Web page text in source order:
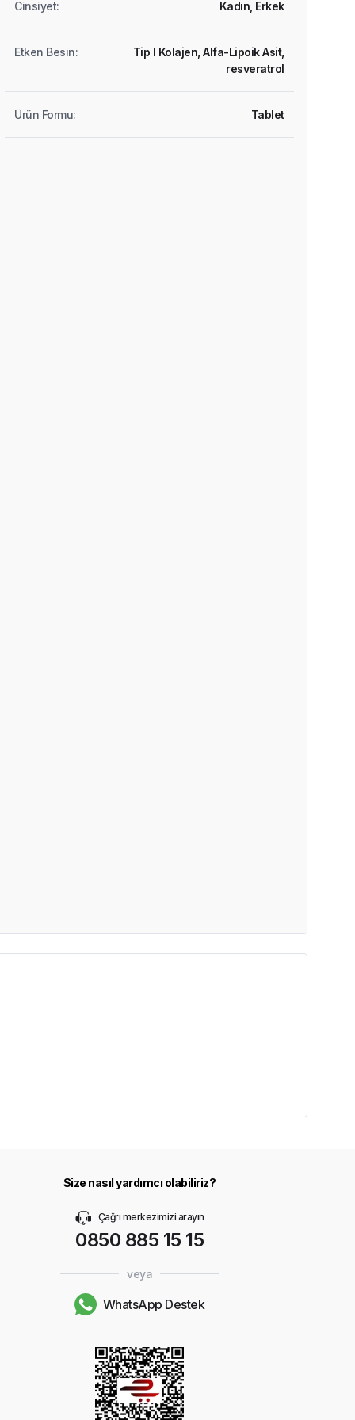
Cinsiyet: Kadın, Erkek
Etken Besin: Tip I Kolajen,Alfa-Lipoik Asit,
resveratrol
Ürün Formu: Tablet
Size nasıl yardımcı olabiliriz?
Çağrı merkezimizi arayın
0850 885 15 15
veya
WhatsApp Destek